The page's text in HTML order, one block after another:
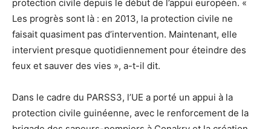
protection civile depuis le début de l’appui européen. «
Les progrès sont là : en 2013, la protection civile ne
faisait quasiment pas d’intervention. Maintenant, elle
intervient presque quotidiennement pour éteindre des
feux et sauver des vies », a-t-il dit.
Dans le cadre du PARSS3, l’UE a porté un appui à la
protection civile guinéenne, avec le renforcement de la